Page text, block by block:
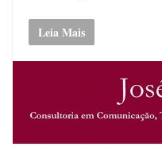
Leia Mais